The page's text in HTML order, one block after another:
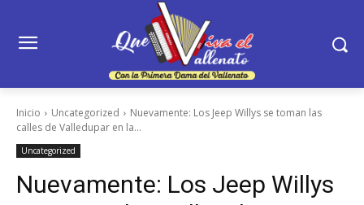
Inicio Uncategorized
Nuevamente: Los Jeep Willys se toman las
calles de Valledupar en la...
Uncategorized
Nuevamente: Los Jeep Willys